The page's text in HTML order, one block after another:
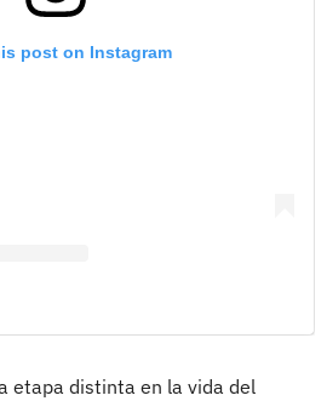
post on Instagram
etapa distinta en la vida del